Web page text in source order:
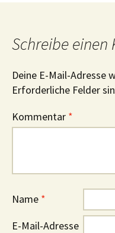
Schreibe
Deine E-Mail-Adresse
Erforderliche Felder
Kommentar *
Name *
E-Mail-Adresse